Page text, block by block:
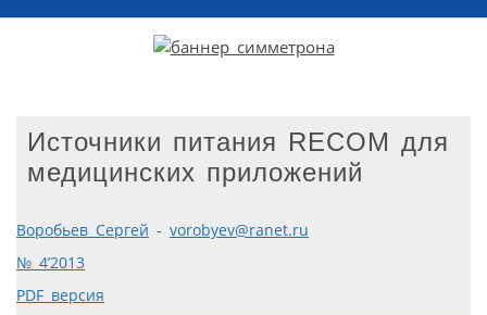
Источники питания RECOM для
медицинских приложений
Воробьев Сергей - vorobyev@ranet.ru
№ 4’2013
PDF версия